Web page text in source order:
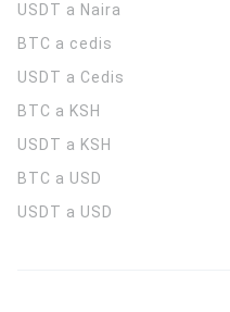
USDT a Naira
BTC a cedis
USDT a Cedis
BTC a KSH
USDT a KSH
BTC a USD
USDT a USD